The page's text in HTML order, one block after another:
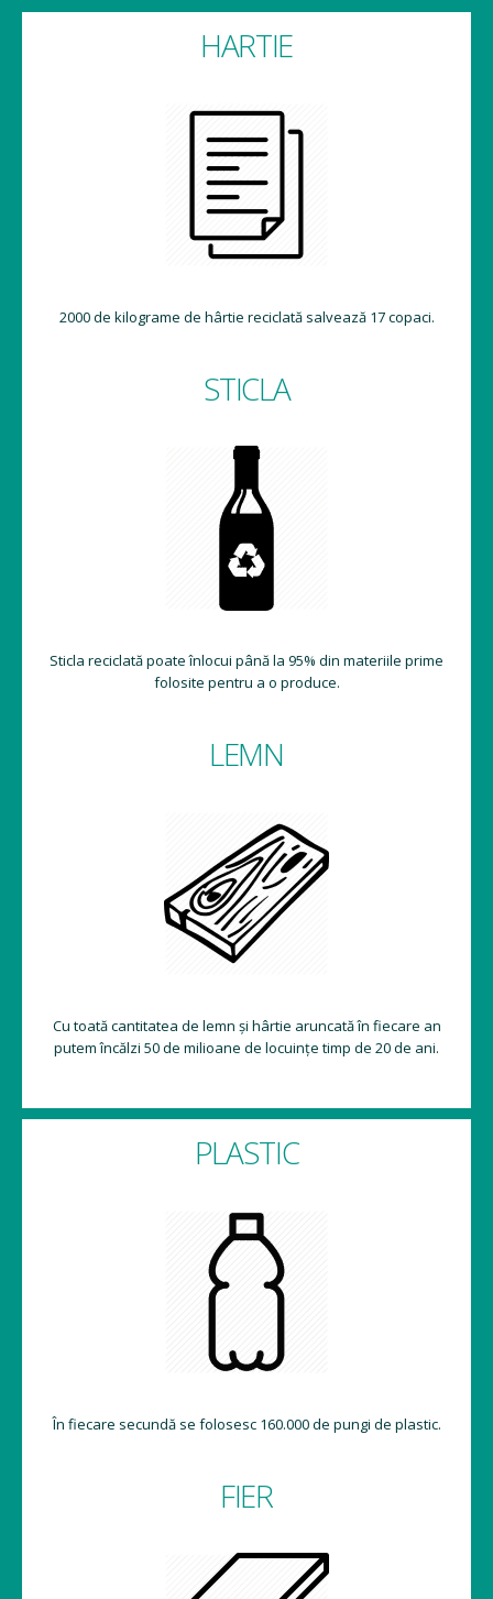
HARTIE
2000 de kilograme de hârtie reciclată salvează 17 copaci.
STICLA
Sticla reciclată poate înlocui până la 95% din materiile prime
folosite pentru a o produce.
LEMN
Cu toată cantitatea de lemn și hârtie aruncată în fiecare an
putem încălzi 50 de milioane de locuințe timp de 20 de ani.
PLASTIC
În fiecare secundă se folosesc 160.000 de pungi de plastic.
FIER